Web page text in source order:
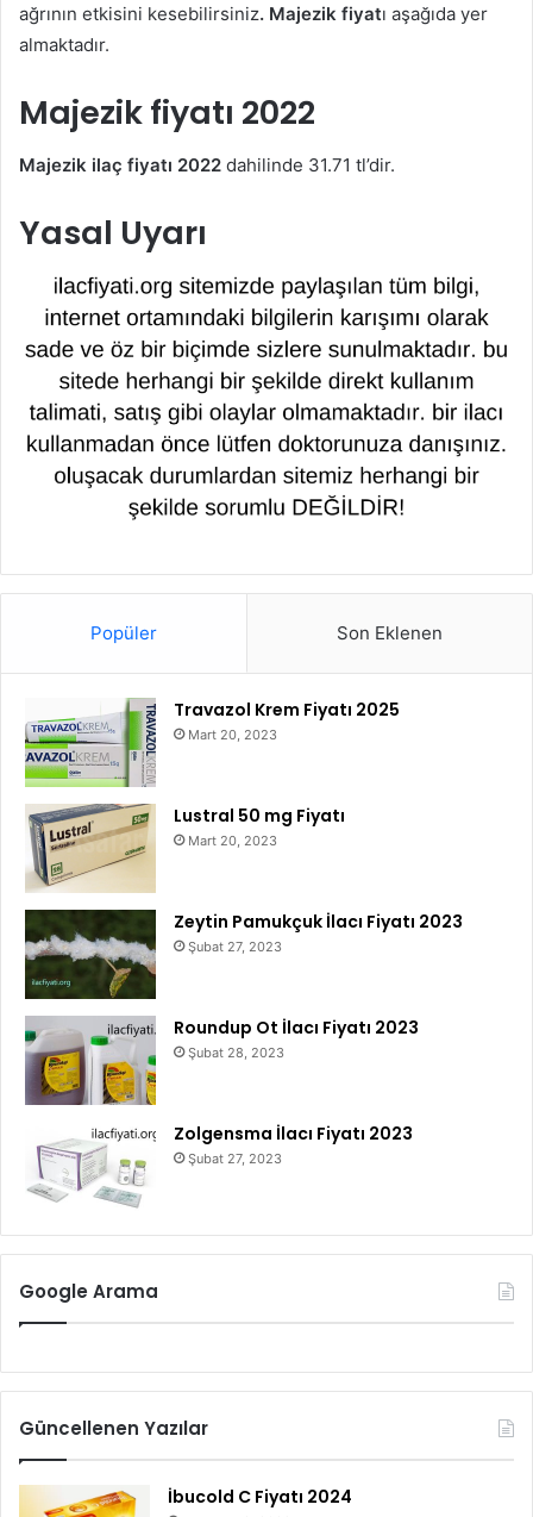
ağrının etkisini kesebilirsiniz. Majezik fiyatı aşağıda yer
almaktadır.
Majezik fiyatı 2022
Majezik ilaç fiyatı 2022 dahilinde 31.71 tl’dir.
Yasal Uyarı
Popüler Son Eklenen
Travazol Krem Fiyatı 2025
Mart 20, 2023
Lustral 50 mg Fiyatı
Mart 20, 2023
Zeytin Pamukçuk İlacı Fiyatı 2023
Şubat 27, 2023
Roundup Ot İlacı Fiyatı 2023
Şubat 28, 2023
Zolgensma İlacı Fiyatı 2023
Şubat 27, 2023
Google Arama
Güncellenen Yazılar
İbucold C Fiyatı 2024